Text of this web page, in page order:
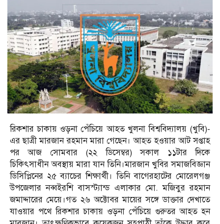
রিকশার চাকায় ওড়না পেঁচিয়ে আহত খুলনা বিশ্ববিদ্যালয় (খুবি)-
এর ছাত্রী মারজান রহমান মারা গেছেন। আহত হওয়ার আট সপ্তাহ
পর আজ সোমবার (২২ ডিসেম্বর) সকাল ১১টার দিকে
চিকিৎসাধীন অবস্থায় মারা যান তিনি।মারজান খুবির সমাজবিজ্ঞান
ডিসিপ্লিনের ২৫ ব্যাচের শিক্ষার্থী। তিনি বাগেরহাটের মোরেলগঞ্জ
উপজেলার নব্বইরশি বাসস্ট্যান্ড এলাকার মো. মজিবুর রহমান
জমাদ্দারের মেয়ে।গত ২৬ অক্টোবর মায়ের সঙ্গে ডাক্তার দেখাতে
যাওয়ার পথে রিকশার চাকায় ওড়না পেঁচিয়ে গুরুতর আহত হন